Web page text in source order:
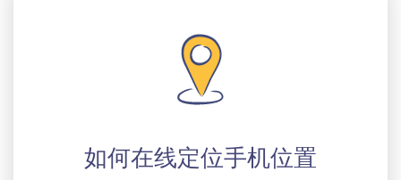
如何在线定位手机位置